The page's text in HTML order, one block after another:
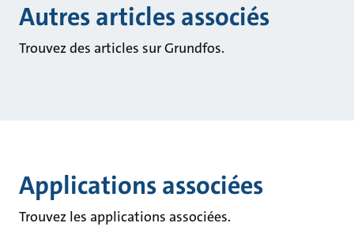
Autres articles associés
Trouvez des articles sur Grundfos.
Applications associées
Trouvez les applications associées.